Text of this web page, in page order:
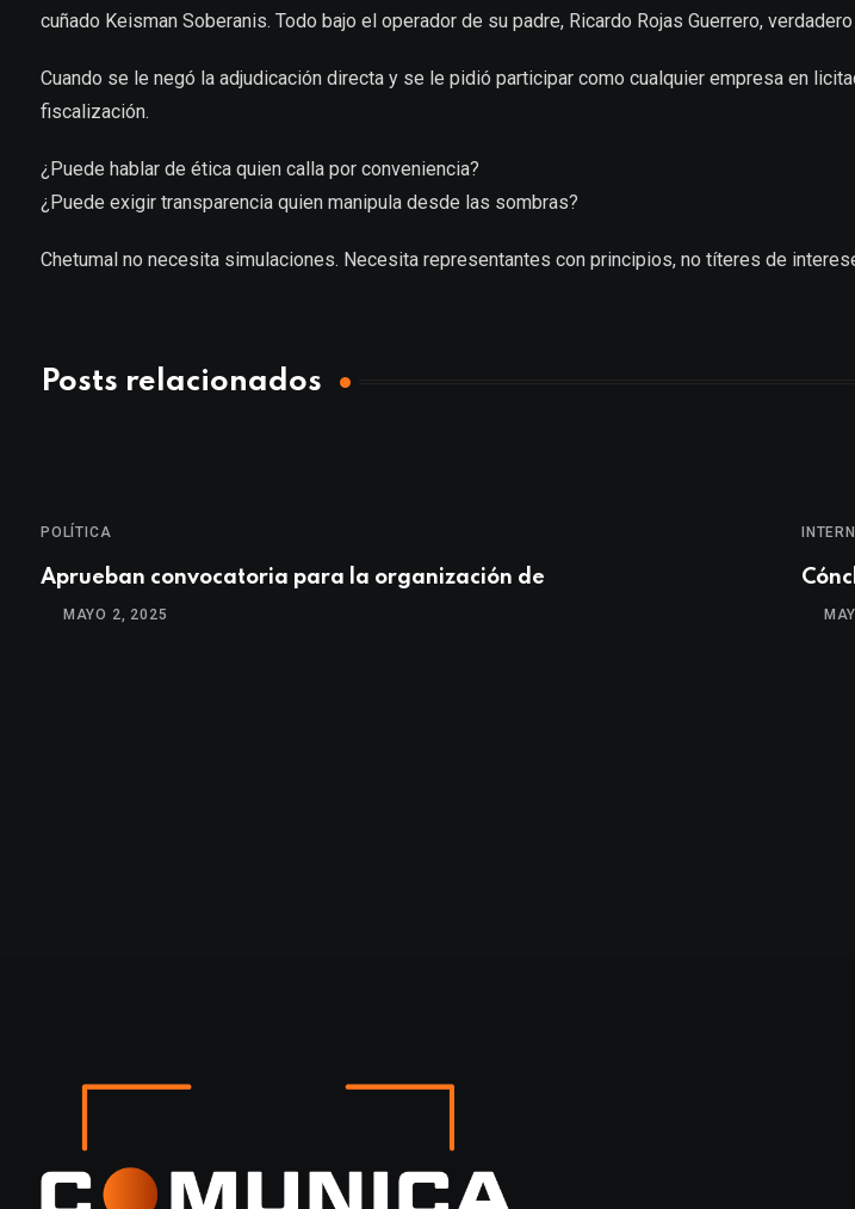
cuñado Keisman Soberanis. Todo bajo el operador de su padre, Ricardo Rojas Guerrero,
Cuando se le negó la adjudicación directa y se le pidió participar como cualquier empresa en
fiscalización.
¿Puede hablar de ética quien calla por conveniencia?
¿Puede exigir transparencia quien manipula desde las sombras?
Chetumal no necesita simulaciones. Necesita representantes con principios, no títeres de
Posts relacionados
POLÍTICA
Aprueban convocatoria para la organización de
MAYO 2, 2025